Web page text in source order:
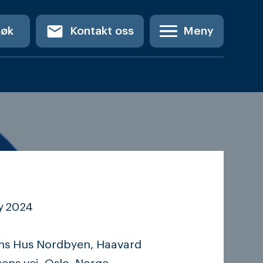
email Kontakt oss Meny
2024
Hus Nordbyen, Haavard